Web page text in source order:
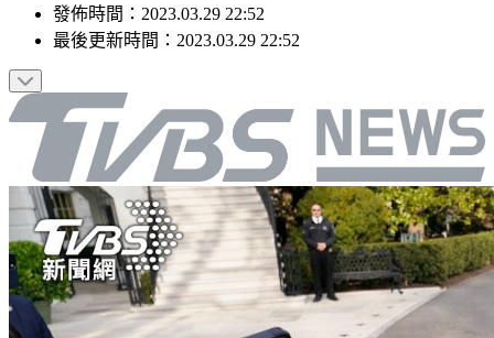
發佈時間： 2023.03.29 22:52
最後更新時間： 2023.03.29 22:52